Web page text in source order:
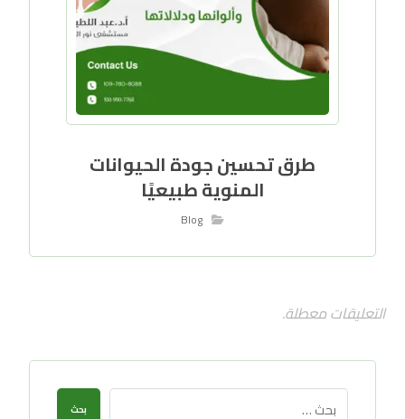
طرق تحسين جودة الحيوانات
المنوية طبيعيًا
Blog
التعليقات معطلة.
بحث